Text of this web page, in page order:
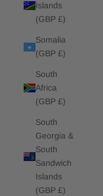
Islands
(GBP £)
Somalia
(GBP £)
South
Africa
(GBP £)
South
Georgia &
South
Sandwich
Islands
(GBP £)